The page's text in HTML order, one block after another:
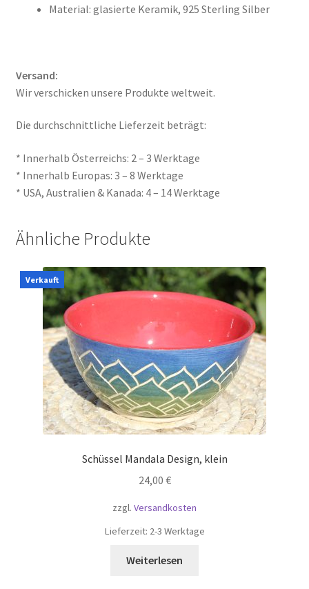
Material: glasierte Keramik, 925 Sterling Silber
Versand:
Wir verschicken unsere Produkte weltweit.
Die durchschnittliche Lieferzeit beträgt:
* Innerhalb Österreichs: 2 – 3 Werktage
* Innerhalb Europas: 3 – 8 Werktage
* USA, Australien & Kanada: 4 – 14 Werktage
Ähnliche Produkte
Verkauft
Schüssel Mandala Design, klein
24,00 €
zzgl. Versandkosten
Lieferzeit: 2-3 Werktage
Weiterlesen